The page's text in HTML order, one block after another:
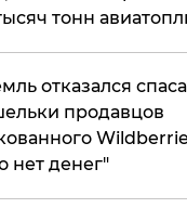
тонн
отказался
продавцов
нет денег"